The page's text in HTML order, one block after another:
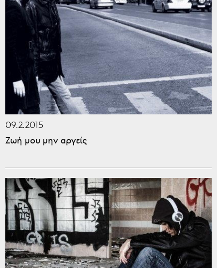
09.2.2015
Ζωή μου μην αργείς